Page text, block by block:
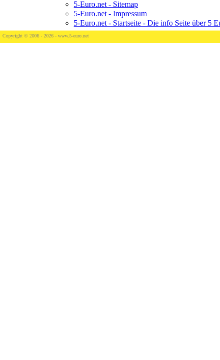
5-Euro.net - Sitemap
5-Euro.net - Impressum
5-Euro.net - Startseite - Die info Seite über 5
Copyright © 2006 - 2026 - www.5-euro.net